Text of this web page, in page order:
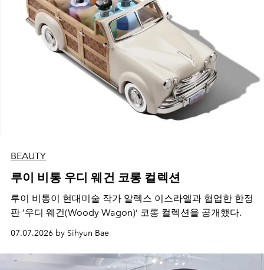
BEAUTY
루이 비통 우디 웨건 코롱 컬렉션
루이 비통이 현대미술 작가 알렉스 이스라엘과 협업한 한정
판 ’우디 웨건(Woody Wagon)‘ 코롱 컬렉션을 공개했다.
07.07.2026 by Sihyun Bae